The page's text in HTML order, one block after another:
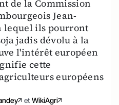
de la Commission
Jean-
lequel ils pourront
jadis dévolu à la
l'intérêt européen
cette
européens
et WikiAgri